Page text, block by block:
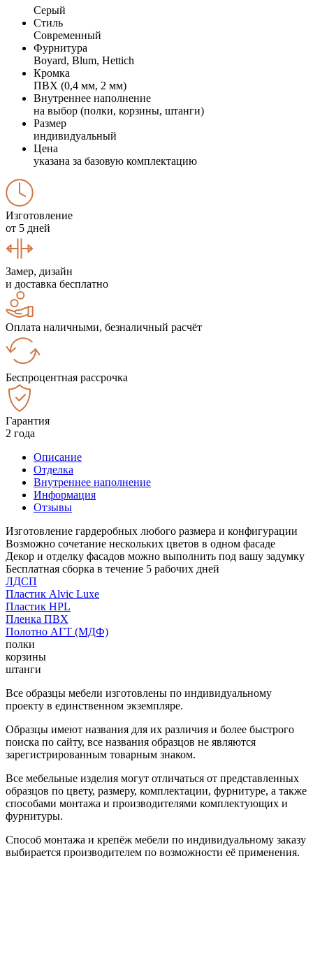
Серый
Стиль
Современный
Фурнитура
Boyard, Blum, Hettich
Кромка
ПВХ (0,4 мм, 2 мм)
Внутреннее наполнение
на выбор (полки, корзины, штанги)
Размер
индивидуальный
Цена
указана за базовую комплектацию
Изготовление
от 5 дней
Замер, дизайн
и доставка бесплатно
Оплата наличными, безналичный расчёт
Беспроцентная рассрочка
Гарантия
2 года
Описание
Отделка
Внутреннее наполнение
Информация
Отзывы
Изготовление гардеробных любого размера и конфигурации
Возможно сочетание нескольких цветов в одном фасаде
Декор и отделку фасадов можно выполнить под вашу задумку
Бесплатная сборка в течение 5 рабочих дней
ЛДСП
Пластик Alvic Luxe
Пластик HPL
Пленка ПВХ
Полотно АГТ (МДФ)
полки
корзины
штанги
Все образцы мебели изготовлены по индивидуальному
проекту в единственном экземпляре.
Образцы имеют названия для их различия и более быстрого
поиска по сайту, все названия образцов не являются
зарегистрированным товарным знаком.
Все мебельные изделия могут отличаться от представленных
образцов по цвету, размеру, комплектации, фурнитуре, а также
способами монтажа и производителями комплектующих и
фурнитуры.
Способ монтажа и крепёж мебели по индивидуальному заказу
выбирается производителем по возможности её применения.